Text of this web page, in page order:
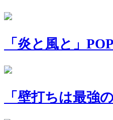
「炎と風と」POP
「壁打ちは最強